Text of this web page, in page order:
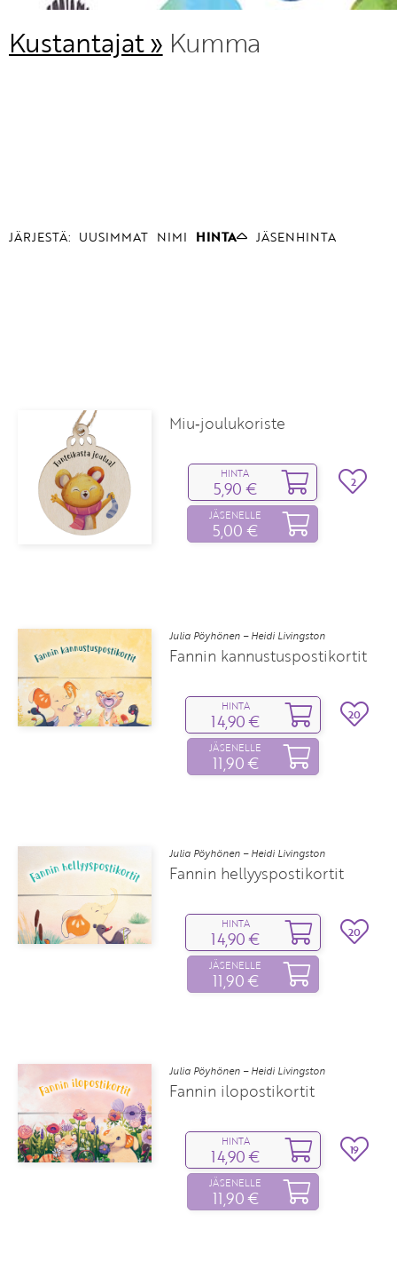
Kustantajat » Kumma
JÄRJESTÄ: UUSIMMAT NIMI HINTA JÄSENHINTA
Miu‑joulukoriste
HINTA
5,90 €
JÄSENELLE
5,00 €
2
Julia Pöyhönen – Heidi Livingston
Fannin kannustuspostikortit
HINTA
14,90 €
JÄSENELLE
11,90 €
20
Julia Pöyhönen – Heidi Livingston
Fannin hellyyspostikortit
HINTA
14,90 €
JÄSENELLE
11,90 €
20
Julia Pöyhönen – Heidi Livingston
Fannin ilopostikortit
HINTA
14,90 €
JÄSENELLE
11,90 €
19